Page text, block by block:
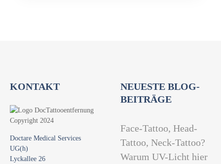
KONTAKT
Doctare Medical Services
UG(h)
Lyckallee 26
NEUESTE BLOG-
BEITRÄGE
Face-Tattoo, Head-
Tattoo, Neck-Tattoo?
Warum UV-Licht hier